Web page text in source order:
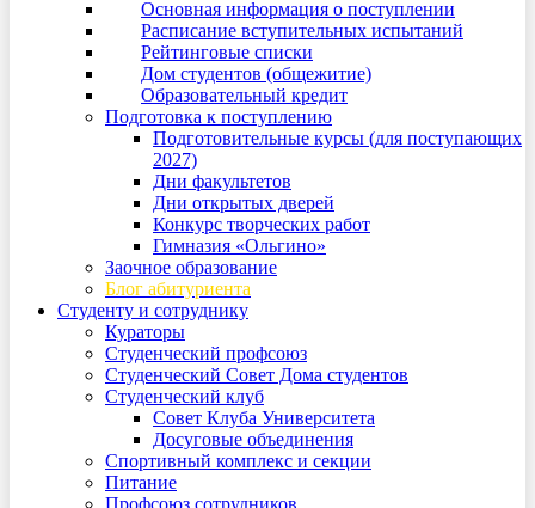
Основная информация о поступлении
Расписание вступительных испытаний
Рейтинговые списки
Дом студентов (общежитие)
Образовательный кредит
Подготовка к поступлению
Подготовительные курсы (для поступающих
2027)
Дни факультетов
Дни открытых дверей
Конкурс творческих работ
Гимназия «Ольгино»
Заочное образование
Блог абитуриента
Студенту и сотруднику
Кураторы
Студенческий профсоюз
Студенческий Совет Дома студентов
Студенческий клуб
Совет Клуба Университета
Досуговые объединения
Спортивный комплекс и секции
Питание
Профсоюз сотрудников